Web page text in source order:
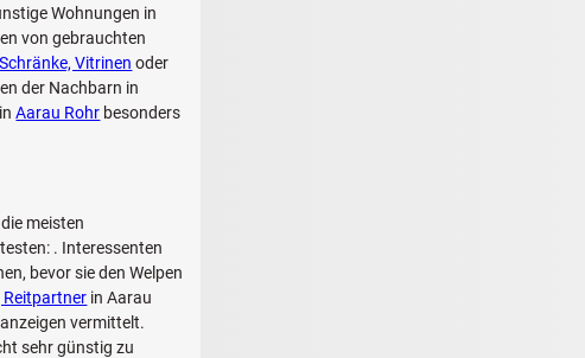
Wohnungen in
von gebrauchten
Schränke, Vitrinen oder
der Nachbarn in
inAarau Rohr besonders
meisten
. Interessenten
bevor sie den Welpen
Reitpartner in Aarau
vermittelt.
sehr günstig zu